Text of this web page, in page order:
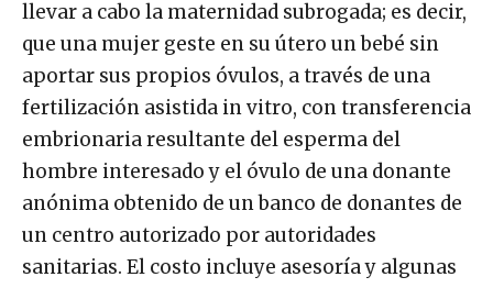
llevar a cabo la maternidad subrogada; es decir,
que una mujer geste en su útero un bebé sin
aportar sus propios óvulos, a través de una
fertilización asistida in vitro, con transferencia
embrionaria resultante del esperma del
hombre interesado y el óvulo de una donante
anónima obtenido de un banco de donantes de
un centro autorizado por autoridades
sanitarias. El costo incluye asesoría y algunas